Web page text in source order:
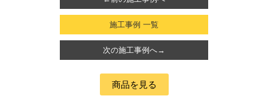
施工事例 一覧
次の施工事例へ→
商品を見る